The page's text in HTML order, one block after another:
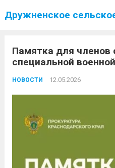
Дружненское
Памятка для членов
специальной
НОВОСТИ 12.05.2026